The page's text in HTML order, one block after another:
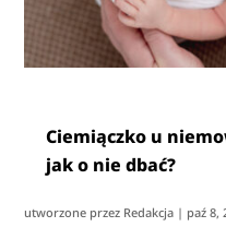
Ciemiączko u
jak o nie dbać?
utworzone przez Redakcja | paź 8,